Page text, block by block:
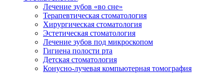
Лечение зубов «во сне»
Терапевтическая стоматология
Хирургическая стоматология
Эстетическая стоматология
Лечение зубов под микроскопом
Гигиена полости рта
Детская стоматология
Конусно-лучевая компьютерная томография